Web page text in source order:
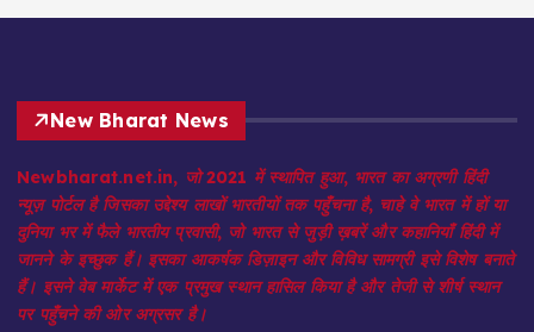
New Bharat News
Newbharat.net.in, जो 2021 में स्थापित हुआ, भारत का अग्रणी हिंदी
न्यूज़ पोर्टल है जिसका उद्देश्य लाखों भारतीयों तक पहुँचना है, चाहे वे भारत में हों या
दुनिया भर में फैले भारतीय प्रवासी, जो भारत से जुड़ी ख़बरें और कहानियाँ हिंदी में
जानने के इच्छुक हैं। इसका आकर्षक डिज़ाइन और विविध सामग्री इसे विशेष बनाते
हैं। इसने वेब मार्केट में एक प्रमुख स्थान हासिल किया है और तेजी से शीर्ष स्थान
पर पहुँचने की ओर अग्रसर है।